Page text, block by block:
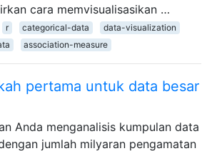
cara memvisualisasikan …
r categorical-data
data-visualization
association-measure
pertama untuk data besar
Anda menganalisis kumpulan data
jumlah milyaran pengamatan